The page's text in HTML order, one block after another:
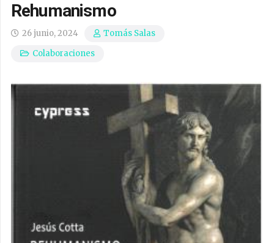
Rehumanismo
26 junio, 2024
Tomás Salas
Colaboraciones